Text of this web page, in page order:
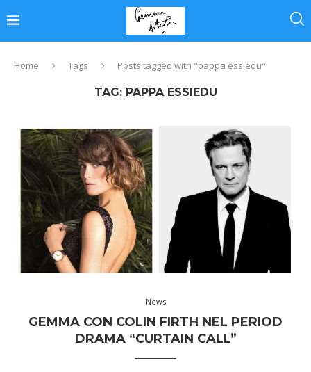
Home Tags Posts tagged with "pappa essiedu"
TAG: PAPPA ESSIEDU
News
GEMMA CON COLIN FIRTH NEL PERIOD
DRAMA “CURTAIN CALL”